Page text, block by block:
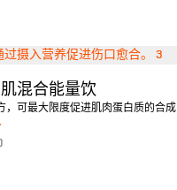
混合能量饮
，可最大限度促进肌肉蛋白质的合成